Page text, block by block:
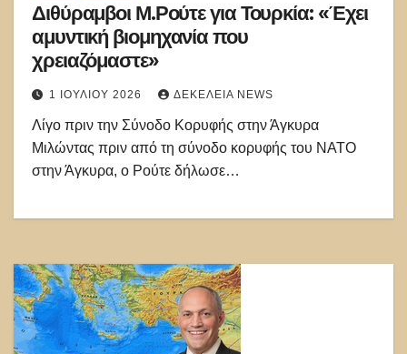
Διθύραμβοι Μ.Ρούτε για Τουρκία: «Έχει
αμυντική βιομηχανία που
χρειαζόμαστε»
1 ΙΟΥΛΊΟΥ 2026 ΔΕΚΈΛΕΙΑ NEWS
Λίγο πριν την Σύνοδο Κορυφής στην Άγκυρα
Μιλώντας πριν από τη σύνοδο κορυφής του ΝΑΤΟ
στην Άγκυρα, ο Ρούτε δήλωσε…